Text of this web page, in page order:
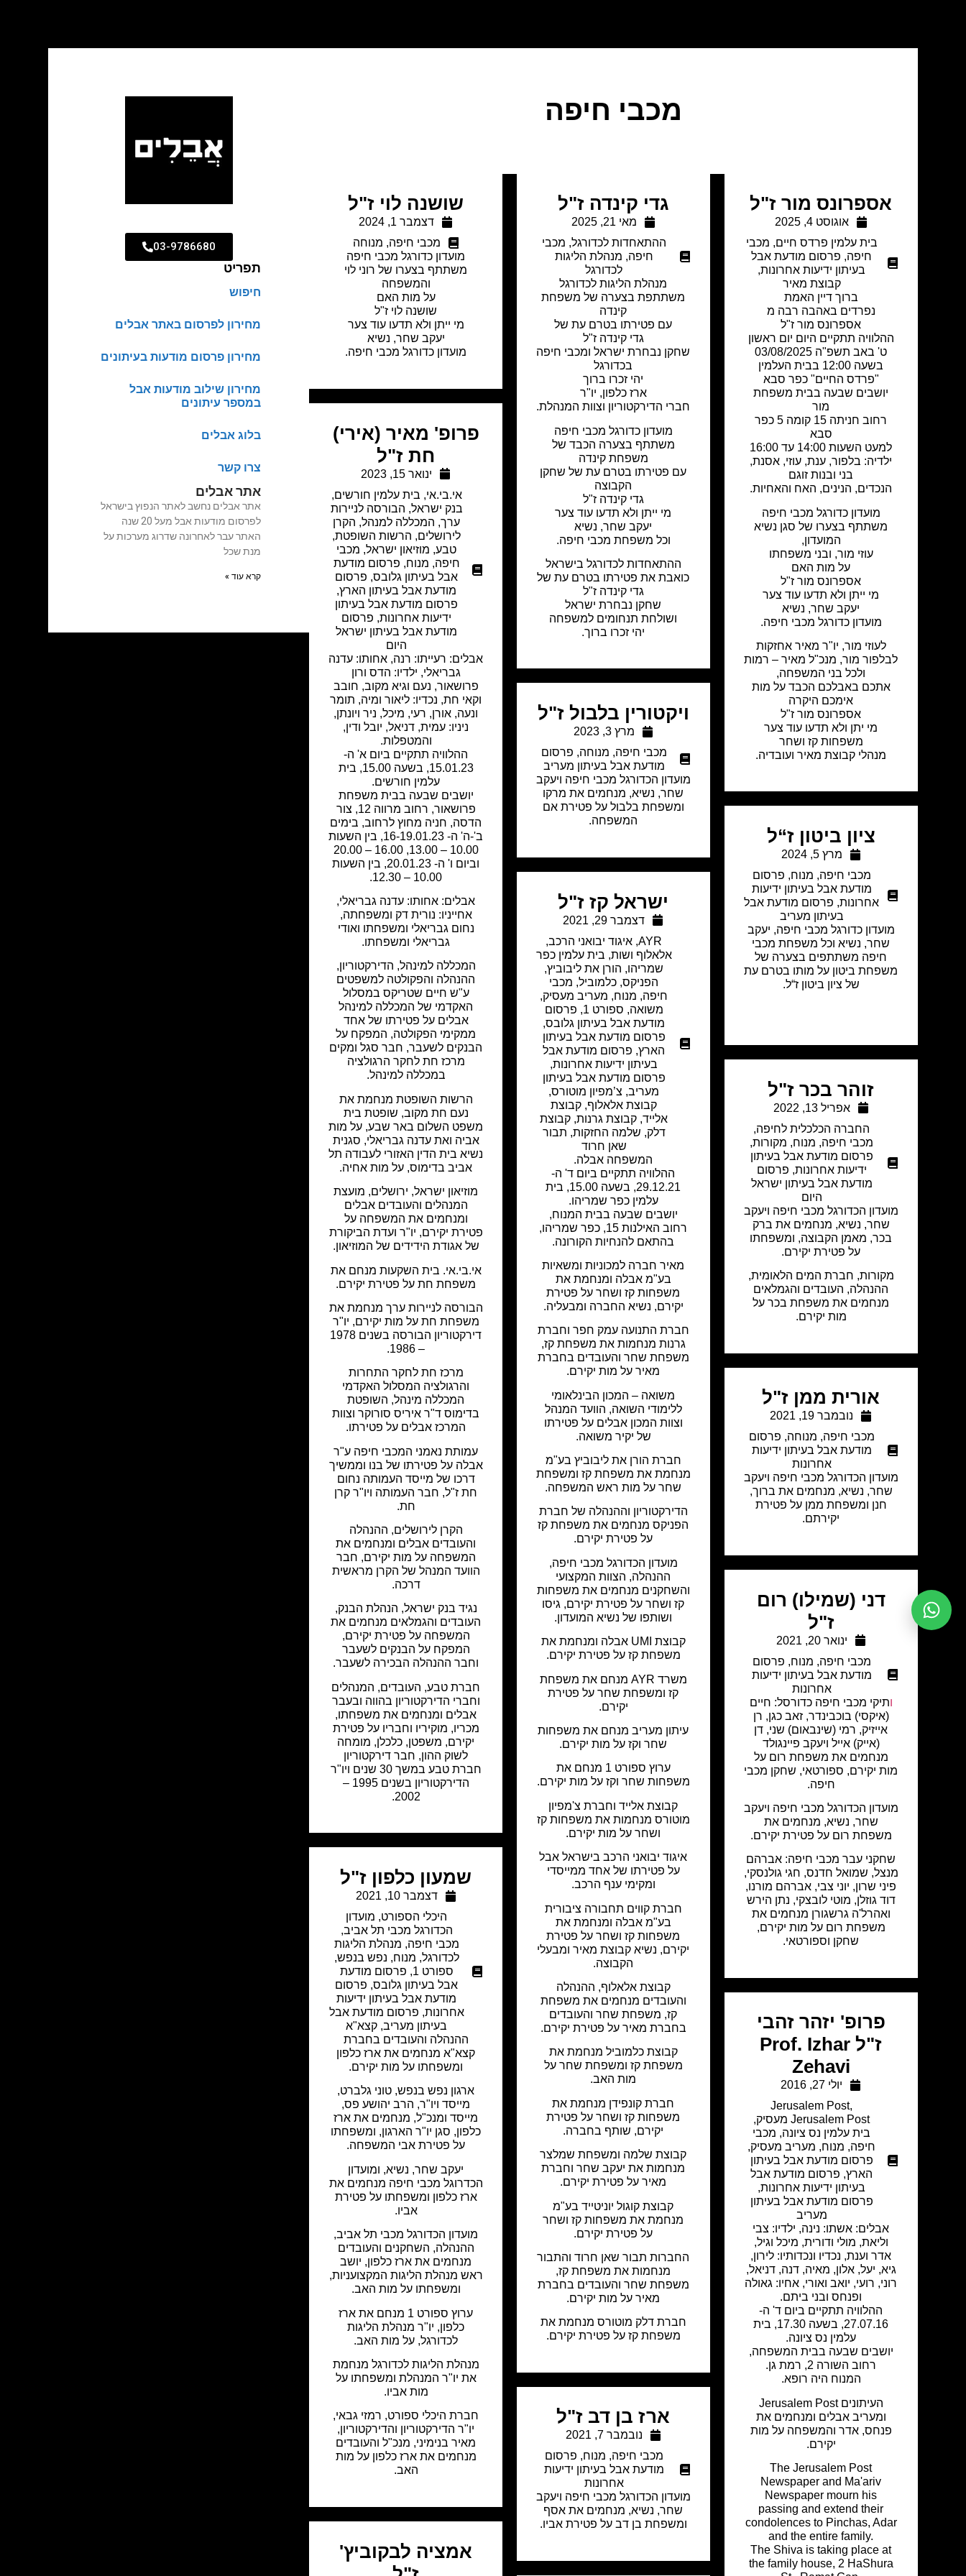
מכבי חיפה
אספרונס מור ז"ל
אוגוסט 4, 2025
בית עלמין פרדס חיים, מכבי
חיפה, פרסום מודעת אבל
בעיתון ידיעות אחרונות,
קבוצת מאיר
ברוך דיין האמת
נפרדים באהבה רבה מ
אספרונס מור ז"ל
ההלוויה תתקיים היום יום ראשון
ט' באב תשפ"ה 03/08/2025
בשעה 12:00 בבית העלמין
"פרדס החיים" כפר סבא
יושבים שבעה בבית משפחת
מור
רחוב חניתה 15 קומה 5 כפר
סבא
למעט השעות 14:00 עד 16:00
ילדיה: בלפור, ענת, עוזי, אסנת,
בני ובנות זוגם
הנכדים, הנינים, האח והאחיות.
מועדון כדורגל מכבי חיפה
משתתף בצערו של סגן נשיא
המועדון,
עוזי מור, ובני משפחתו
על מות האם
אספרונס מור ז"ל
מי ייתן ולא תדעו עוד צער
יעקב שחר, נשיא
מועדון כדורגל מכבי חיפה.
לעוזי מור, יו"ר מאיר אחזקות
לבלפור מור, מנכ"ל מאיר – רמות
ולכל בני המשפחה,
אתכם באבלכם הכבד על מות
אימכם היקרה
אספרונס מור ז"ל
מי יתן ולא תדעו עוד צער
משפחות קז ושחר
מנהלי קבוצת מאיר ועובדיה.
גדי קינדה ז"ל
מאי 21, 2025
ההתאחדות לכדורגל, מכבי
חיפה, מנהלת הליגות
לכדורגל
מנהלת הליגות לכדורגל
משתתפת בצערה של משפחת
קינדה
עם פטירתו בטרם עת של
גדי קינדה ז"ל
שחקן נבחרת ישראל ומכבי חיפה
בכדורגל
יהי זכרו ברוך
ארז כלפון, יו"ר
חברי הדירקטוריון וצוות המנהלת.
מועדון כדורגל מכבי חיפה
משתתף בצערה הכבד של
משפחת קינדה
עם פטירתו בטרם עת של שחקן
הקבוצה
גדי קינדה ז"ל
מי ייתן ולא תדעו עוד צער
יעקב שחר, נשיא
וכל משפחת מכבי חיפה.
ההתאחדות לכדורגל בישראל
כואבת את פטירתו בטרם עת של
גדי קינדה ז"ל
שחקן נבחרת ישראל
ושולחת תנחומים למשפחה
יהי זכרו ברוך.
שושנה לוי ז"ל
דצמבר 1, 2024
מכבי חיפה, מנוחה
מועדון כדורגל מכבי חיפה
משתתף בצערו של רוני לוי
והמשפחה
על מות האם
שושנה לוי ז"ל
מי ייתן ולא תדעו עוד צער
יעקב שחר, נשיא
מועדון כדורגל מכבי חיפה.
ציון ביטון ז“ל
מרץ 5, 2024
מכבי חיפה, מנוח, פרסום
מודעת אבל בעיתון ידיעות
אחרונות, פרסום מודעת אבל
בעיתון מעריב
מועדון כדורגל מכבי חיפה, יעקב
שחר, נשיא וכל משפחת מכבי
חיפה משתתפים בצערה של
משפחת ביטון על מותו בטרם עת
של ציון ביטון ז“ל.
ויקטורין בלבול ז"ל
מרץ 3, 2023
מכבי חיפה, מנוחה, פרסום
מודעת אבל בעיתון מעריב
מועדון הכדורגל מכבי חיפה ויעקב
שחר, נשיא, מנחמים את מרקו
ומשפחת בלבול על פטירת אם
המשפחה.
פרופ' מאיר (אירי)
חת ז"ל
ינואר 15, 2023
אי.בי.אי, בית עלמין חורשים,
בנק ישראל, הבורסה לניירות
ערך, המכללה למנהל, הקרן
לירושלים, הרשות השופטת,
טבע, מוזיאון ישראל, מכבי
חיפה, מנוח, פרסום מודעת
אבל בעיתון גלובס, פרסום
מודעת אבל בעיתון הארץ,
פרסום מודעת אבל בעיתון
ידיעות אחרונות, פרסום
מודעת אבל בעיתון ישראל
היום
אבלים: רעייתו: רנה, אחותו: עדנה
גבריאלי, ילדיו: הדס ורון
פרושאור, נעם וגיא מקוב, חובב
וקאי חת, נכדיו: ליאור ומיה, תומר
ונעה, אורן, רעי, מיכל, ניר ויונתן,
ניניו: עמית, דניאל, יובל ודין,
והמטפלות.
ההלוויה תתקיים ביום א' ה-
15.01.23, בשעה 15.00, בית
עלמין חורשים.
יושבים שבעה בבית משפחת
פרושאור, רחוב מרווה 12, צור
הדסה, חניה מחוץ לרחוב, בימים
ב'-ה' ה- 16-19.01.23, בין השעות
10.00 – 13.00, 16.00 – 20.00
וביום ו' ה- 20.01.23, בין השעות
10.00 – 12.30.
אבלים: אחותו: עדנה גבריאלי,
אחייניו: נורית דק ומשפחתה,
נחום גבריאלי ומשפחתו ואודי
גבריאלי ומשפחתו.
המכללה למינהל, הדירקטוריון,
ההנהלה והפקולטה למשפטים
ע"ש חיים שטריקס במסלול
האקדמי של המכללה למינהל
אבלים על פטירתו של אחד
ממקימי הפקולטה, המפקח על
הבנקים לשעבר, חבר סגל ומקים
מרכז חת לחקר הרגולציה
במכללה למינהל.
הרשות השופטת מנחמת את
נעם חת מקוב, שופטת בית
משפט השלום באר שבע, על מות
אביה ואת עדנה גבריאלי, סגנית
נשיא בית הדין האזורי לעבודה תל
אביב בדימוס, על מות אחיה.
מוזיאון ישראל, ירושלים, מועצת
המנהלים והעובדים אבלים
ומנחמים את המשפחה על
פטירת יקירם, יו"ר ועדת הביקורת
של אגודת הידידים של המוזיאון.
אי.בי.אי. בית השקעות מנחם את
משפחת חת על פטירת יקירם.
הבורסה לניירות ערך מנחמת את
משפחת חת על מות יקירם, יו"ר
דירקטוריון הבורסה בשנים 1978
– 1986.
מרכז חת לחקר התחרות
והרגולציה המסלול האקדמי
המכללה מינהל, השופטת
בדימוס ד"ר איריס סורוקר וצוות
המרכז אבלים על פטירתו.
עמותת נאמני המכבי חיפה ע"ר
אבלה על פטירתו של בנו וממשיך
דרכו של מייסד העמותה נחום
חת ז"ל, חבר העמותה ויו"ר קרן
חת.
הקרן לירושלים, ההנהלה
והעובדים אבלים ומנחמים את
המשפחה על מות יקירם, חבר
הוועד המנהל של הקרן מראשית
דרכה.
נגיד בנק ישראל, הנהלת הבנק,
העובדים והגמלאים מנחמים את
המשפחה על פטירת יקירם,
המפקח על הבנקים לשעבר
וחבר ההנהלה הבכירה לשעבר.
חברת טבע, העובדים, המנהלים
וחברי הדירקטוריון בהווה ובעבר
אבלים ומנחמים את משפחתו,
מכריו, מוקיריו וחבריו על פטירת
יקירם, משפטן, כלכלן, מומחה
לשוק ההון, חבר דירקטוריון
חברת טבע במשך 30 שנים ויו"ר
הדירקטוריון בשנים 1995 –
2002.
זוהר בכר ז"ל
אפריל 13, 2022
החברה הכלכלית לחיפה,
מכבי חיפה, מנוח, מקורות,
פרסום מודעת אבל בעיתון
ידיעות אחרונות, פרסום
מודעת אבל בעיתון ישראל
היום
מועדון הכדורגל מכבי חיפה ויעקב
שחר, נשיא, מנחמים את ברק
בכר, מאמן הקבוצה, ומשפחתו
על פטירת יקירם.
מקורות, חברת המים הלאומית,
ההנהלה, העובדים והגמלאים
מנחמים את משפחת בכר על
מות יקירם.
ישראל קז ז"ל
דצמבר 29, 2021
AYR
, איגוד יבואני הרכב,
אלאלוף ושות, בית עלמין כפר
שמריהו, הורן את ליבוביץ,
הפניקס, כלמוביל, מכבי
חיפה, מנוח, מעריב מעסיק,
משואה, ספורט 1 , פרסום
מודעת אבל בעיתון גלובס,
פרסום מודעת אבל בעיתון
הארץ, פרסום מודעת אבל
בעיתון ידיעות אחרונות,
פרסום מודעת אבל בעיתון
מעריב, צ’מפיון מוטורס,
קבוצת אלאלוף, קבוצת
אלייד, קבוצת גרנות, קבוצת
דלק, שלמה החזקות, תבור
שאן חרוד
המשפחה אבלה.
ההלוויה תתקיים ביום ד' ה-
29.12.21, בשעה 15.00, בית
עלמין כפר שמריהו.
יושבים שבעה בבית המנוח,
רחוב האילנות 15, כפר שמריהו,
בהתאם להנחיות הקורונה.
מאיר חברה למכוניות ומשאיות
בע"מ אבלה ומנחמת את
משפחות קז ושחר על פטירת
יקירם, נשיא החברה ומבעליה.
חברת התנועה עמק חפר וחברת
גרנות מנחמות את משפחת קז,
משפחת שחר והעובדים בחברת
מאיר על מות יקירם.
משואה – המכון הבינלאומי
ללימודי השואה, הוועד המנהל
וצוות המכון אבלים על פטירתו
של יקיר משואה.
חברת הורן את ליבוביץ בע"מ
מנחמת את משפחת קז ומשפחת
שחר על מות ראש המשפחה.
הדירקטוריון וההנהלה של חברת
הפניקס מנחמים את משפחת קז
על פטירת יקירם.
מועדון הכדורגל מכבי חיפה,
ההנהלה, הצוות המקצועי
והשחקנים מנחמים את משפחות
קז ושחר על פטירת יקירם, גיסו
ושותפו של נשיא המועדון.
קבוצת UMI אבלה ומנחמת את
משפחת קז על פטירת יקירם.
משרד AYR מנחם את משפחת
קז ומשפחת שחר על פטירת
יקירם.
עיתון מעריב מנחם את משפחות
שחר וקז על מות יקירם.
ערוץ ספורט 1 מנחם את
משפחות שחר וקז על מות יקירם.
קבוצת אלייד וחברת צ'מפיון
מוטורס מנחמות את משפחות קז
ושחר על מות יקירם.
איגוד יבואני הרכב בישראל אבל
על פטירתו של אחד ממייסדי
ומקימי ענף הרכב.
חברת קווים תחבורה ציבורית
בע"מ אבלה ומנחמת את
משפחות קז ושחר על פטירת
יקירם, נשיא קבוצת מאיר ומבעלי
הקבוצה.
קבוצת אלאלוף, ההנהלה
והעובדים מנחמים את משפחת
קז, משפחת שחר והעובדים
בחברת מאיר על פטירת יקירם.
קבוצת כלמוביל מנחמת את
משפחת קז ומשפחת שחר על
מות האב.
חברת קונפידן מנחמת את
משפחות קז ושחר על פטירת
יקירם, שותף בחברה.
קבוצת שלמה ומשפחת שמלצר
מנחמות את יעקב שחר וחברת
מאיר על פטירת יקירם.
קבוצת קוגול יוניטייד בע"מ
מנחמת את משפחות קז ושחר
על פטירת יקירם.
החברות תבור שאן חרוד והתבור
מנחמות את משפחת קז,
משפחת שחר והעובדים בחברת
מאיר על מות יקירם.
חברת דלק מוטורס מנחמת את
משפחת קז על פטירת יקירם.
שמעון כלפון ז"ל
דצמבר 10, 2021
היכלי הספורט, מועדון
הכדורגל מכבי תל אביב,
מכבי חיפה, מנהלת הליגות
לכדורגל, מנוח, נפש בנפש,
ספורט 1
, פרסום מודעת
אבל בעיתון גלובס, פרסום
מודעת אבל בעיתון ידיעות
אחרונות, פרסום מודעת אבל
בעיתון מעריב, קצא"א
ההנהלה והעובדים בחברת
קצא"א מנחמים את ארז כלפון
ומשפחתו על מות יקירם.
ארגון נפש בנפש, טוני גלברט,
מייסד ויו"ר, הרב יהושע פס,
מייסד ומנכ"ל, מנחמים את ארז
כלפון, סגן יו"ר הארגון, ומשפחתו
על פטירת אבי המשפחה.
יעקב שחר, נשיא, ומועדון
הכדרוגל מכבי חיפה מנחמים את
ארז כלפון ומשפחתו על פטירת
אביו.
מועדון הכדורגל מכבי תל אביב,
ההנהלה, השחקנים והעובדים
מנחמים את ארז כלפון, יושב
ראש מנהלת הליגות המקצועניות,
ומשפחתו על מות האב.
ערוץ ספורט 1 מנחם את ארז
כלפון, יו"ר מנהלת הליגות
לכדורגל, על מות האב.
מנהלת הליגות לכדורגל מנחמת
את יו"ר המנהלת ומשפחתו על
מות אביו.
חברת היכלי ספורט, רמזי גבאי,
יו"ר הדירקטוריון והדירקטוריון,
מאיר בנימיני, מנכ"ל והעובדים
מנחמים את ארז כלפון על מות
האב.
אורית ממן ז"ל
נובמבר 19, 2021
מכבי חיפה, מנוחה, פרסום
מודעת אבל בעיתון ידיעות
אחרונות
מועדון הכדורגל מכבי חיפה ויעקב
שחר, נשיא, מנחמים את ברוך,
חנן ומשפחת ממן על פטירת
יקירתם.
ארז בן דב ז"ל
נובמבר 7, 2021
מכבי חיפה, מנוח, פרסום
מודעת אבל בעיתון ידיעות
אחרונות
מועדון הכדורגל מכבי חיפה ויעקב
שחר, נשיא, מנחמים את אסף
ומשפחת בן דב על פטירת אביו.
אמציה לבקוביץ'
דני (שמילו) רום
ז"ל
ינואר 20, 2021
מכבי חיפה, מנוח, פרסום
מודעת אבל בעיתון ידיעות
אחרונות
ותיקי מכבי חיפה כדורסל: חיים
(איקסי) בוכבינדר, זאב כגן, רן
אייזיק, רמי (שינבאום) שני, דן
(אייק) אייל ויעקב פיינגולד
מנחמים את משפחת רום על
מות יקירם, ספורטאי, שחקן מכבי
חיפה.
מועדון הכדורגל מכבי חיפה ויעקב
שחר, נשיא, מנחמים את
משפחת רום על פטירת יקירם.
שחקני עבר מכבי חיפה: אברהם
מנצל, שמואל חדנס, חגי גולנסקי,
פיני שרון, יוני צבי, אברהם מורנו,
דוד גוזלן, מוטי לובצקי, נתן הירש
ואהרל'ה גרשגורן מנחמים את
משפחת רום על מות יקירם,
שחקן וספורטאי.
פרופ' יזהר זהבי
ז"ל Prof. Izhar
Zehavi
יולי 27, 2016
Jerusalem Post,
Jerusalem Post מעסיק
,
בית עלמין נס ציונה, מכבי
חיפה, מנוח, מעריב מעסיק,
פרסום מודעת אבל בעיתון
הארץ, פרסום מודעת אבל
בעיתון ידיעות אחרונות,
פרסום מודעת אבל בעיתון
מעריב
אבלים: אשתו: נינה, ילדיו: צבי
וליאת, מולי ודורית, מיכל וגיל,
אדר וענת, נכדיו ונכדותיו: לירון,
גיא, יעל, אלון, מאיה, דנה, דניאל,
רוני, רועי, יואב ואורי, אחיו: גאולה
ופנחס ובני ביתם.
ההלוויה תתקיים ביום ד' ה-
27.07.16, בשעה 17.30, בית
עלמין נס ציונה.
יושבים שבעה בבית המשפחה,
רחוב השורה 2, רמת גן.
המנוח היה רופא.
העיתונים Jerusalem Post
ומעריב אבלים ומנחמים את
פנחס, אדר והמשפחה על מות
יקירם.
The Jerusalem Post
Newspaper and Ma'ariv
Newspaper mourn his
passing and extend their
condolences to Pinchas, Adar
and the entire family.
The Shiva is taking place at
the family house, 2 HaShura
03-9786680
תפריט
חיפוש
מחירון לפרסום באתר אבלים
מחירון פרסום מודעות בעיתונים
מחירון שילוב מודעות אבל
במספר עיתונים
בלוג אבלים
צרו קשר
אתר אבלים
אתר אבלים נחשב לאתר הנפוץ בישראל
לפרסום מודעות אבל מעל 20 שנה
האתר עבר לאחרונה שדרוג מערכות על
מנת שכל
קרא עוד »